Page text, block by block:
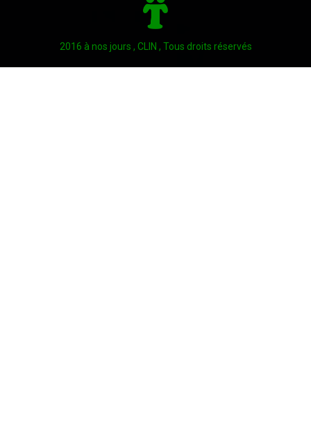
2016 à nos jours , CLIN , Tous droits réservés